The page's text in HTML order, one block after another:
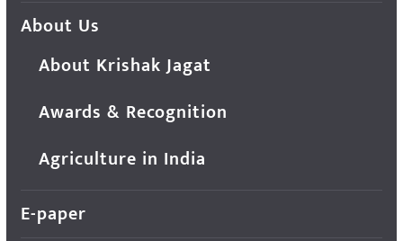
About Us
About Krishak Jagat
Awards & Recognition
Agriculture in India
E-paper